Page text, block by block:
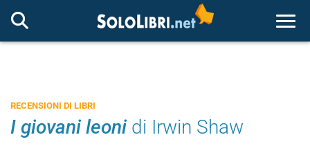
RECENSIONI DI LIBRI
I giovani leoni di Irwin Shaw